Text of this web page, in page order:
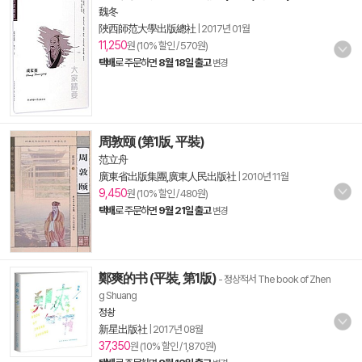
魏冬
陜西師范大學出版總社 2017년 01월
11,250원 (10% 할인 / 570원)
택배로 주문하면 8월 18일 출고 변경
周敦颐 (第1版, 平裝)
范立舟
廣東省出版集團,廣東人民出版社 2010년 11월
9,450원 (10% 할인 / 480원)
택배로 주문하면 9월 21일 출고 변경
鄭爽的书 (平裝, 第1版) - 정상적서 The book of Zhen
g Shuang
정솽
新星出版社 2017년 08월
37,350원 (10% 할인 / 1,870원)